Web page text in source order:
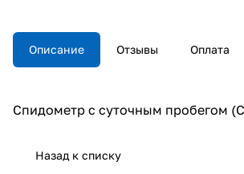
Описание Отзывы Оплата
Спидометр с суточным пробегом
Назад к списку